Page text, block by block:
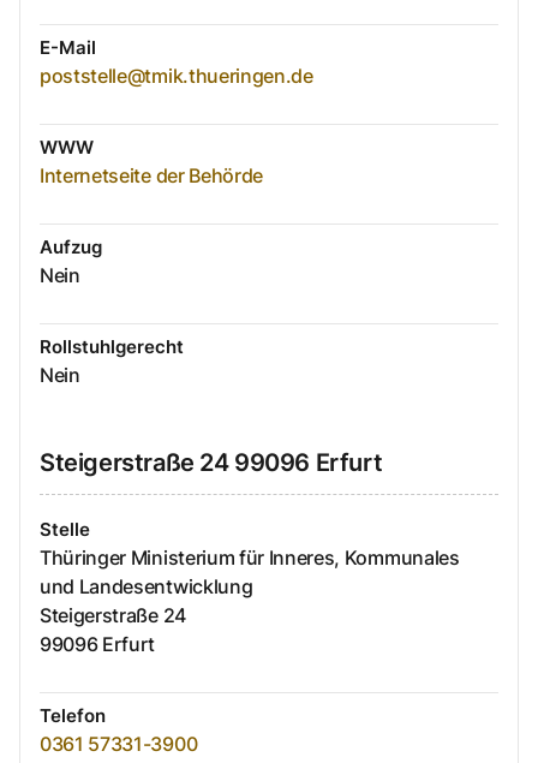
E-Mail
poststelle@tmik.thueringen.de
WWW
Internetseite der Behörde
Aufzug
Nein
Rollstuhlgerecht
Nein
Steigerstraße 24 99096 Erfurt
Stelle
Thüringer Ministerium für Inneres, Kommunales
und Landesentwicklung
Steigerstraße 24
99096 Erfurt
Telefon
0361 57331-3900